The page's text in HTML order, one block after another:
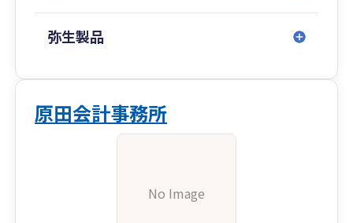
弥生製品
原田会計事務所
No Image